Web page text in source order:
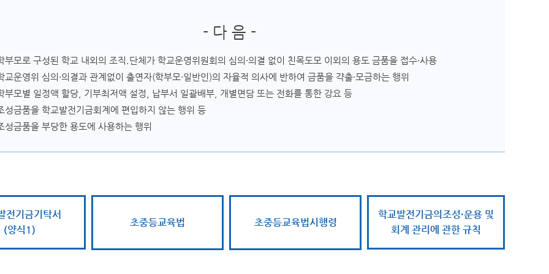
- 다 음 -
부모로 구성된 학교 내외의 조직.단체가 학교운영위원회의 심의·의결 없이 친목도모 이외의 용도 금품을 접수·사용
교운영위 심의·의결과 관계없이 출연자(학부모·일반인)의 자율적 의사에 반하여 금품을 갹출·모금하는 행위
부모별 일정액 할당, 기부최저액 설정, 납부서 일괄배부, 개별면담 또는 전화를 통한 강요 등
성금품을 학교발전기금회계에 편입하지 않는 행위 등
성금품을 부당한 용도에 사용하는 행위
전기금기탁서
(양식1)
초중등교육법 초중등교육법시행령
학교발전기금의조성·운용 및
회계 관리에 관한 규칙